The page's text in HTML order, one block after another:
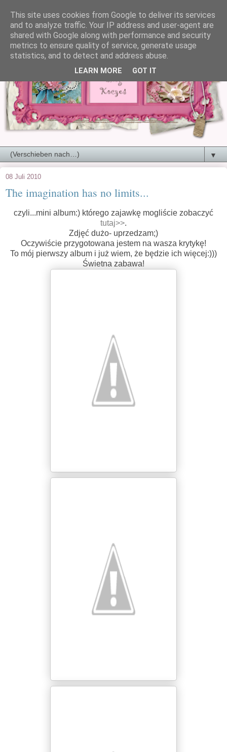
▼
08 Juli 2010
The imagination has no limits...
czyli...mini album:) którego zajawkę mogliście zobaczyć
tutaj>>.
Zdjęć dużo- uprzedzam;)
Oczywiście przygotowana jestem na wasza krytykę!
To mój pierwszy album i już wiem, że będzie ich więcej:)))
Świetna zabawa!
This site uses cookies from Google to deliver its services
and to analyze traffic. Your IP address and user-agent are
shared with Google along with performance and security
metrics to ensure quality of service, generate usage
statistics, and to detect and address abuse.
LEARN MORE GOT IT